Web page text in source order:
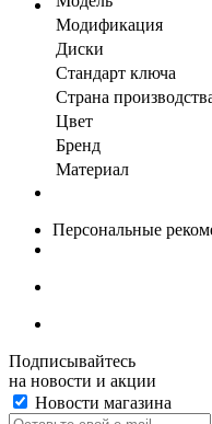
Модификация
Диски
Стандарт ключа
Страна
Цвет
Бренд
Материал
Персональные
Подписывайтесь
на новости и акции
Новости магазина